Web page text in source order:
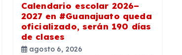
Calendario escolar 2026–
2027 en #Guanajuato queda
oficializado, serán 190 días
de clases
agosto 6, 2026